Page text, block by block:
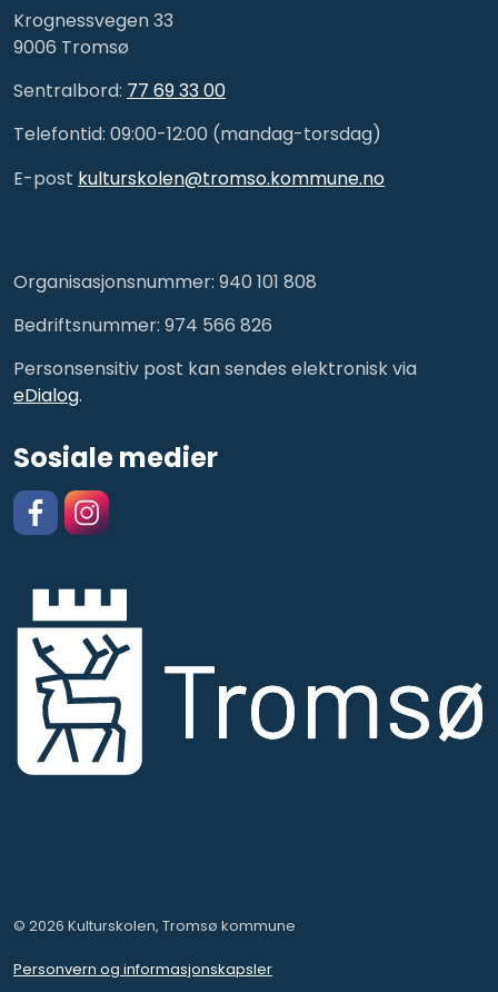
Krognessvegen 33
9006 Tromsø
Sentralbord: 77 69 33 00
Telefontid: 09:00-12:00 (mandag-torsdag)
E-post kulturskolen@tromso.kommune.no
Organisasjonsnummer: 940 101 808
Bedriftsnummer: 974 566 826
Personsensitiv post kan sendes elektronisk via
eDialog.
Sosiale medier
© 2026 Kulturskolen, Tromsø kommune
Personvern og informasjonskapsler